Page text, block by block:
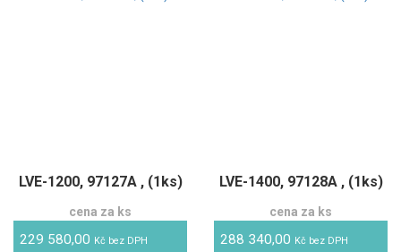
LVE-1200, 97127A , (1ks)
cena za ks
229 580,00 Kč bez DPH
LVE-1400, 97128A , (1ks)
cena za ks
288 340,00 Kč bez DPH